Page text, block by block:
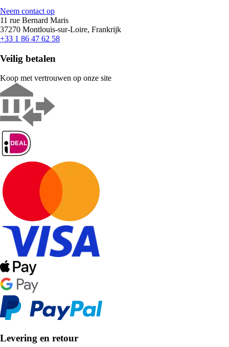
Neem contact op
11 rue Bernard Maris
37270 Montlouis-sur-Loire, Frankrijk
+33 1 86 47 62 58
Veilig betalen
Koop met vertrouwen op onze site
Levering en retour